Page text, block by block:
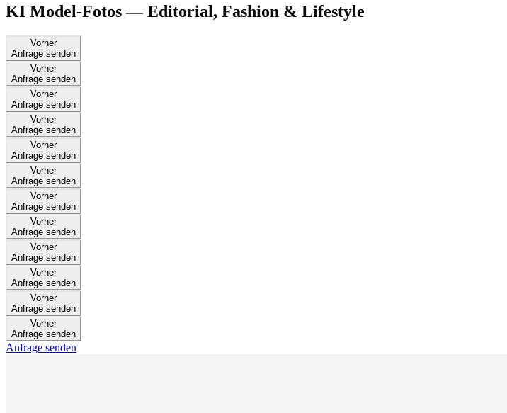
KI Model-Fotos — Editorial, Fashion & Lifestyle
Vorher
Anfrage senden
Vorher
Anfrage senden
Vorher
Anfrage senden
Vorher
Anfrage senden
Vorher
Anfrage senden
Vorher
Anfrage senden
Vorher
Anfrage senden
Vorher
Anfrage senden
Vorher
Anfrage senden
Vorher
Anfrage senden
Vorher
Anfrage senden
Vorher
Anfrage senden
Anfrage senden